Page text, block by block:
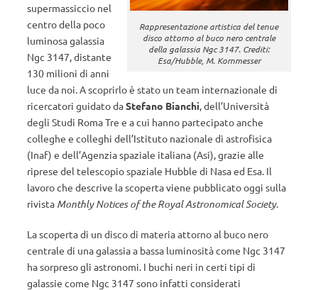
Rappresentazione artistica del tenue
disco attorno al buco nero centrale
della galassia Ngc 3147. Crediti:
Esa/Hubble, M. Kornmesser
supermassiccio nel
centro della poco
luminosa galassia
Ngc 3147, distante
130 milioni di anni
luce da noi. A scoprirlo è stato un team internazionale di
ricercatori guidato daStefano Bianchi, dell’Università
degli Studi Roma Tre e a cui hanno partecipato anche
colleghe e colleghi dell’Istituto nazionale di astrofisica
(Inaf) e dell’Agenzia spaziale italiana (Asi), grazie alle
riprese del telescopio spaziale Hubble di Nasa ed Esa. Il
lavoro che descrive la scoperta viene pubblicato oggi sulla
rivista Monthly Notices of the Royal Astronomical Society.
La scoperta di un disco di materia attorno al buco nero
centrale di una galassia a bassa luminosità come Ngc 3147
ha sorpreso gli astronomi. I buchi neri in certi tipi di
galassie come Ngc 3147 sono infatti considerati